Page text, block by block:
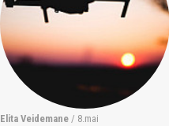
Elita Veidemane / 8.mai